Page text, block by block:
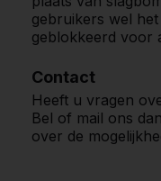
gebruikers wel
geblokkeerd voor
Contact
Heeft u vragen
Bel of mail ons
over de